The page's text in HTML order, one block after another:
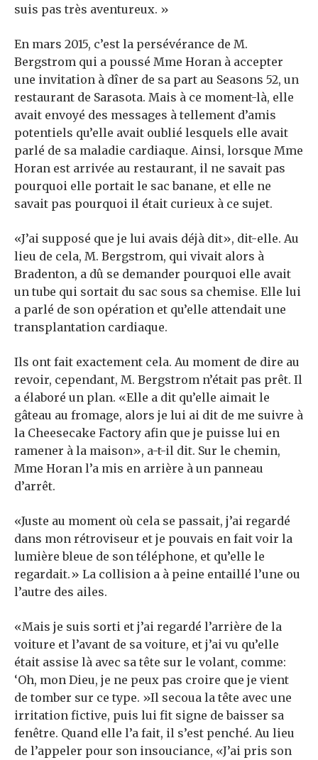
suis pas très aventureux. »
En mars 2015, c’est la persévérance de M.
Bergstrom qui a poussé Mme Horan à accepter
une invitation à dîner de sa part au Seasons 52, un
restaurant de Sarasota. Mais à ce moment-là, elle
avait envoyé des messages à tellement d’amis
potentiels qu’elle avait oublié lesquels elle avait
parlé de sa maladie cardiaque. Ainsi, lorsque Mme
Horan est arrivée au restaurant, il ne savait pas
pourquoi elle portait le sac banane, et elle ne
savait pas pourquoi il était curieux à ce sujet.
«J’ai supposé que je lui avais déjà dit», dit-elle. Au
lieu de cela, M. Bergstrom, qui vivait alors à
Bradenton, a dû se demander pourquoi elle avait
un tube qui sortait du sac sous sa chemise. Elle lui
a parlé de son opération et qu’elle attendait une
transplantation cardiaque.
Ils ont fait exactement cela. Au moment de dire au
revoir, cependant, M. Bergstrom n’était pas prêt. Il
a élaboré un plan. «Elle a dit qu’elle aimait le
gâteau au fromage, alors je lui ai dit de me suivre à
la Cheesecake Factory afin que je puisse lui en
ramener à la maison», a-t-il dit. Sur le chemin,
Mme Horan l’a mis en arrière à un panneau
d’arrêt.
«Juste au moment où cela se passait, j’ai regardé
dans mon rétroviseur et je pouvais en fait voir la
lumière bleue de son téléphone, et qu’elle le
regardait.» La collision a à peine entaillé l’une ou
l’autre des ailes.
«Mais je suis sorti et j’ai regardé l’arrière de la
voiture et l’avant de sa voiture, et j’ai vu qu’elle
était assise là avec sa tête sur le volant, comme:
‘Oh, mon Dieu, je ne peux pas croire que je vient
de tomber sur ce type. »Il secoua la tête avec une
irritation fictive, puis lui fit signe de baisser sa
fenêtre. Quand elle l’a fait, il s’est penché. Au lieu
de l’appeler pour son insouciance, «J’ai pris son